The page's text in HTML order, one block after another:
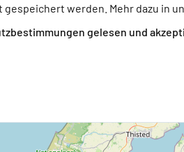
gespeichert werden. Mehr dazu in
gelesen und